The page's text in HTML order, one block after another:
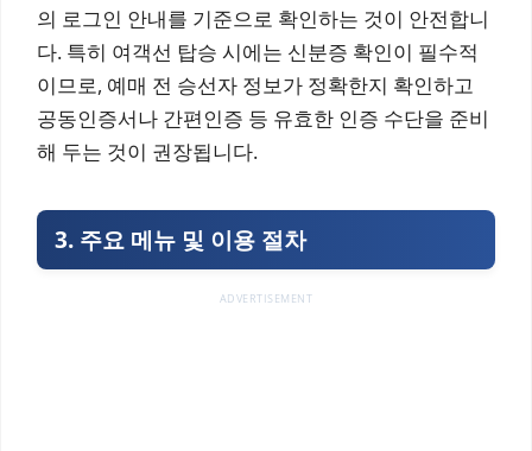
의 로그인 안내를 기준으로 확인하는 것이 안전합니
다. 특히 여객선 탑승 시에는 신분증 확인이 필수적
이므로, 예매 전 승선자 정보가 정확한지 확인하고
공동인증서나 간편인증 등 유효한 인증 수단을 준비
해 두는 것이 권장됩니다.
3. 주요 메뉴 및 이용 절차
ADVERTISEMENT